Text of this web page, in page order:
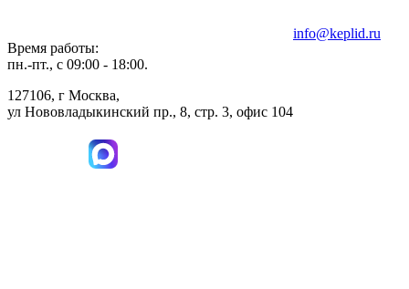
Время работы:
пн.-пт., с 09:00 - 18:00.
127106, г Москва,
ул Нововладыкинский пр., 8, стр. 3, офис 104
info@keplid.ru